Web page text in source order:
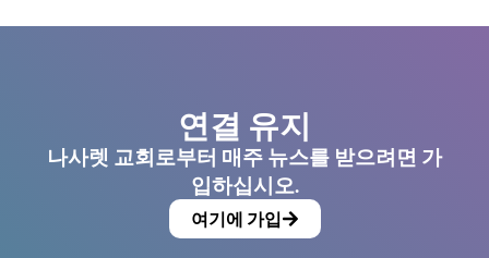
연결 유지
나사렛 교회로부터 매주 뉴스를 받으려면 가
입하십시오.
여기에 가입